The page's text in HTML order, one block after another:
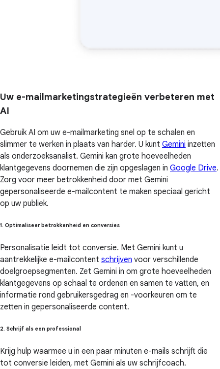
Uw e-mailmarketingstrategieën verbeteren met
AI
Gebruik AI om uw e-mailmarketing snel op te schalen en
slimmer te werken in plaats van harder. U kunt Gemini inzetten
als onderzoeksanalist. Gemini kan grote hoeveelheden
klantgegevens doornemen die zijn opgeslagen in Google Drive.
Zorg voor meer betrokkenheid door met Gemini
gepersonaliseerde e-mailcontent te maken speciaal gericht
op uw publiek.
1. Optimaliseer betrokkenheid en conversies
Personalisatie leidt tot conversie. Met Gemini kunt u
aantrekkelijke e-mailcontent schrijven voor verschillende
doelgroepsegmenten. Zet Gemini in om grote hoeveelheden
klantgegevens op schaal te ordenen en samen te vatten, en
informatie rond gebruikersgedrag en -voorkeuren om te
zetten in gepersonaliseerde content.
2. Schrijf als een professional
Krijg hulp waarmee u in een paar minuten e-mails schrijft die
tot conversie leiden, met Gemini als uw schrijfcoach.